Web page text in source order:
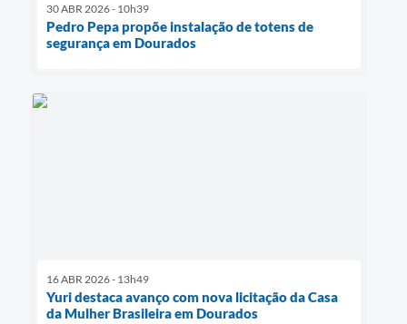
30 ABR 2026 - 10h39
Pedro Pepa propõe instalação de totens de
segurança em Dourados
16 ABR 2026 - 13h49
Yuri destaca avanço com nova licitação da Casa
da Mulher Brasileira em Dourados